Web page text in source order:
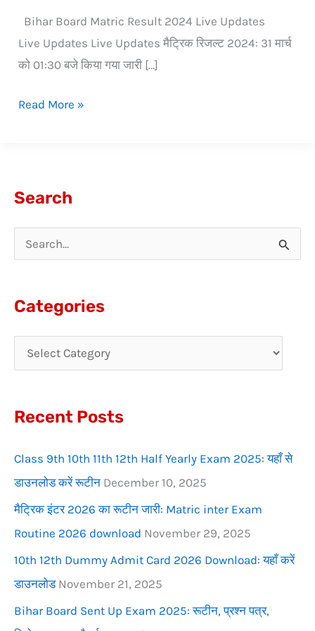
Bihar Board Matric Result 2024 Live Updates
Live Updates Live Updates मैट्रिक रिजल्ट 2024: 31 मार्च
को 01:30 बजे किया गया जारी […]
Read More »
Search
h
o
:
Categories
Recent Posts
Class 9th 10th 11th 12th Half Yearly Exam 2025: यहाँ से
डाउनलोड करें रूटीन December 10, 2025
मैट्रिक इंटर 2026 का रूटीन जारी: Matric inter Exam
Routine 2026 download November 29, 2025
10th 12th Dummy Admit Card 2026 Download: यहाँ करें
डाउनलोड November 21, 2025
Bihar Board Sent Up Exam 2025: रूटीन, प्रश्न पत्र,